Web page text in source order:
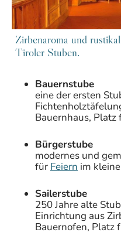
Zirbenaroma und
Tiroler Stuben.
Bauernstube
eine der ersten
Bauernhaus, Platz
Bürgerstube
modernes und
für Feiern im
Sailerstube
250 Jahre alte
Einrichtung aus
Bauernofen, Platz